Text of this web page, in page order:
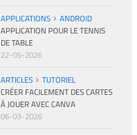
APPLICATIONS
ANDROID
APPLICATION POUR LE TENNIS
DE TABLE
22-05-2026
ARTICLES
TUTORIEL
CRÉER FACILEMENT DES CARTES
À JOUER AVEC CANVA
06-03-2026